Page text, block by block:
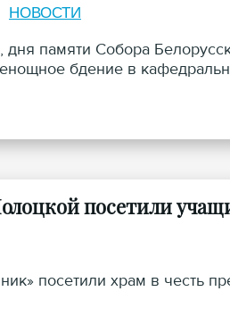
НОВОСТИ
памяти Собора
бдение в
посетили
посетили храм в честь